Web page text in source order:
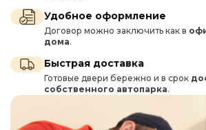
Удобное оформление
Договор можно заключить как в
дома.
Быстрая доставка
Готовые двери бережно и в срок
собственного автопарка.